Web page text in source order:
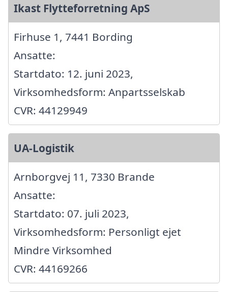
Ikast Flytteforretning ApS
Firhuse 1, 7441 Bording
Ansatte:
Startdato: 12. juni 2023,
Virksomhedsform: Anpartsselskab
CVR: 44129949
UA-Logistik
Arnborgvej 11, 7330 Brande
Ansatte:
Startdato: 07. juli 2023,
Virksomhedsform: Personligt ejet
Mindre Virksomhed
CVR: 44169266